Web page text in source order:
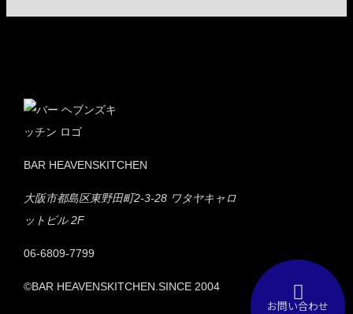
BAR HEAVENSKITCHEN
大阪市都島区東野田町2-3-28 ワタヤキャロ
ットビル 2F
06-6809-7799
©BAR HEAVENSKITCHEN.SINCE 2004